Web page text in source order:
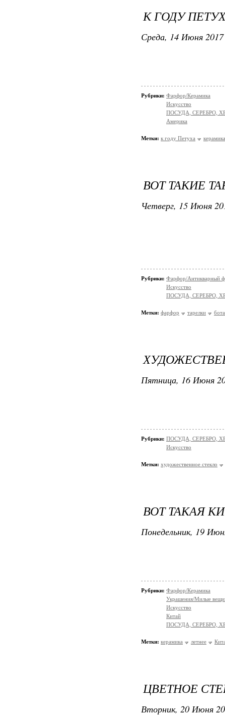
К ГОДУ
Среда, 14 Июня
Рубрики: Фарфор/Керамика
Искусство
ПОСУДА, СЕРЕБРО,
Америка
Метки: к году Петуха керамика
ВОТ ТАКИЕ
Четверг, 15 Июня
Рубрики: Фарфор/Антикварный
Искусство
ПОСУДА, СЕРЕБРО,
Метки: фарфор тарелки
Пятница, 16 Июня
Рубрики: ПОСУДА, СЕРЕБРО,
Искусство
Метки: художественное стекло
ВОТ ТАКАЯ
Понедельник, 19
Рубрики: Фарфор/Керамика
Украшения/Милые
Искусство
Китай
ПОСУДА, СЕРЕБРО,
Метки: керамика летнее
ЦВЕТНОЕ
Вторник, 20 Июня